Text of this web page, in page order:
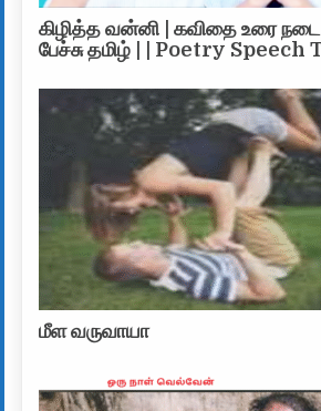
கிழித்த வன்னி | கவிதை உரை நடை
பேச்சு தமிழ் | | Poetry Speech
மீள வருவாயா